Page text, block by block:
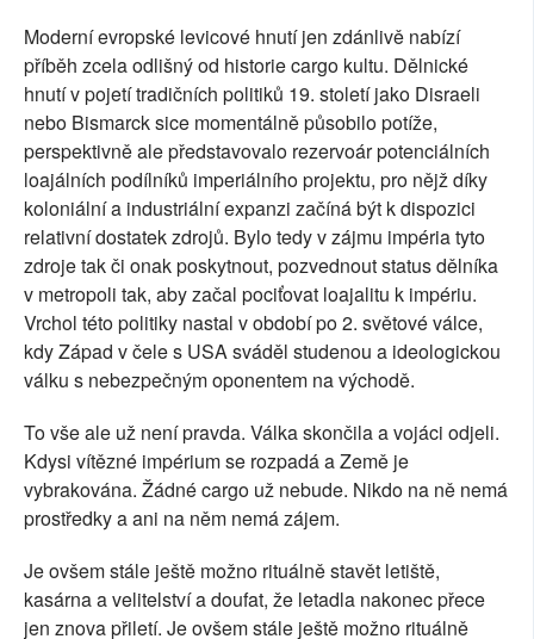
Moderní evropské levicové hnutí jen zdánlivě nabízí
příběh zcela odlišný od historie cargo kultu. Dělnické
hnutí v pojetí tradičních politiků 19. století jako Disraeli
nebo Bismarck sice momentálně působilo potíže,
perspektivně ale představovalo rezervoár potenciálních
loajálních podílníků imperiálního projektu, pro nějž díky
koloniální a industriální expanzi začíná být k dispozici
relativní dostatek zdrojů. Bylo tedy v zájmu impéria tyto
zdroje tak či onak poskytnout, pozvednout status dělníka
v metropoli tak, aby začal pociťovat loajalitu k impériu.
Vrchol této politiky nastal v období po 2. světové válce,
kdy Západ v čele s USA sváděl studenou a ideologickou
válku s nebezpečným oponentem na východě.
To vše ale už není pravda. Válka skončila a vojáci odjeli.
Kdysi vítězné impérium se rozpadá a Země je
vybrakována. Žádné cargo už nebude. Nikdo na ně nemá
prostředky a ani na něm nemá zájem.
Je ovšem stále ještě možno rituálně stavět letiště,
kasárna a velitelství a doufat, že letadla nakonec přece
jen znova přiletí. Je ovšem stále ještě možno rituálně